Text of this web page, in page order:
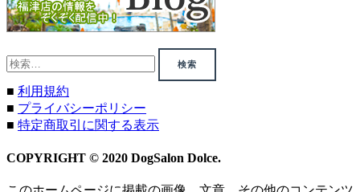
検
索:
■ 利用規約
■ プライバシーポリシー
■ 特定商取引に関する表示
COPYRIGHT © 2020 DogSalon Dolce.